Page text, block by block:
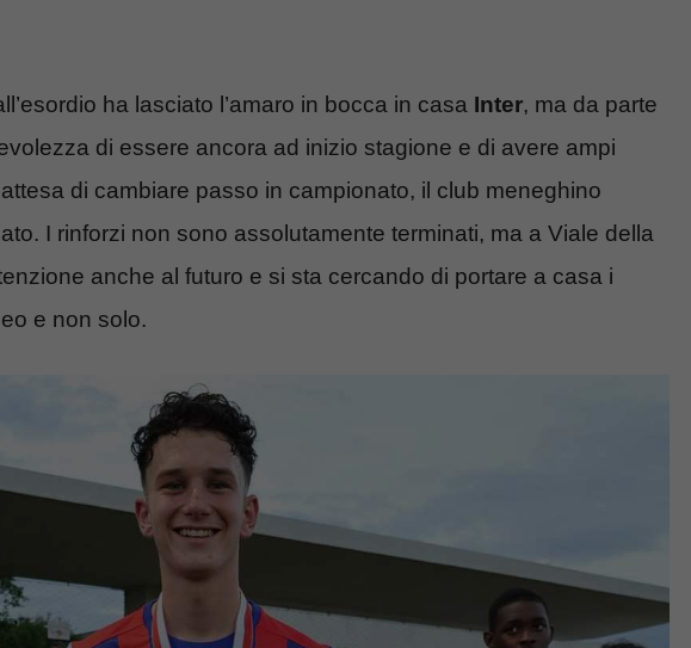
ha lasciato l’amaro in bocca in casa Inter, ma da parte
di essere ancora ad inizio stagione e di avere ampi
di cambiare passo in campionato, il club meneghino
I rinforzi non sono assolutamente terminati, ma a Viale della
anche al futuro e si sta cercando di portare a casa i
e non solo.